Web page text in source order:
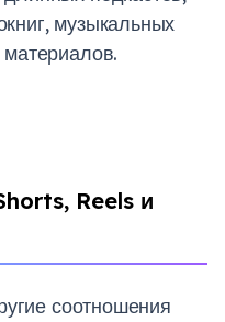
музыкальных
материалов.
Reels и
соотношения